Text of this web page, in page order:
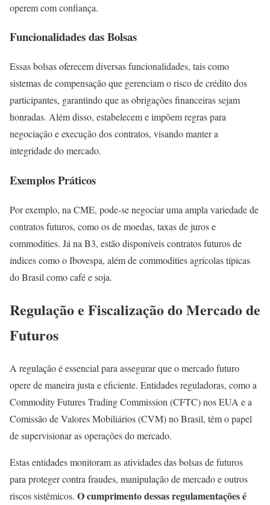
operem com confiança.
Funcionalidades das Bolsas
Essas bolsas oferecem diversas funcionalidades, tais como
sistemas de compensação que gerenciam o risco de crédito dos
participantes, garantindo que as obrigações financeiras sejam
honradas. Além disso, estabelecem e impõem regras para
negociação e execução dos contratos, visando manter a
integridade do mercado.
Exemplos Práticos
Por exemplo, na CME, pode-se negociar uma ampla variedade de
contratos futuros, como os de moedas, taxas de juros e
commodities. Já na B3, estão disponíveis contratos futuros de
índices como o Ibovespa, além de commodities agrícolas típicas
do Brasil como café e soja.
Regulação e Fiscalização do Mercado de
Futuros
A regulação é essencial para assegurar que o mercado futuro
opere de maneira justa e eficiente. Entidades reguladoras, como a
Commodity Futures Trading Commission (CFTC) nos EUA e a
Comissão de Valores Mobiliários (CVM) no Brasil, têm o papel
de supervisionar as operações do mercado.
Estas entidades monitoram as atividades das bolsas de futuros
para proteger contra fraudes, manipulação de mercado e outros
riscos sistêmicos. O cumprimento dessas regulamentações é